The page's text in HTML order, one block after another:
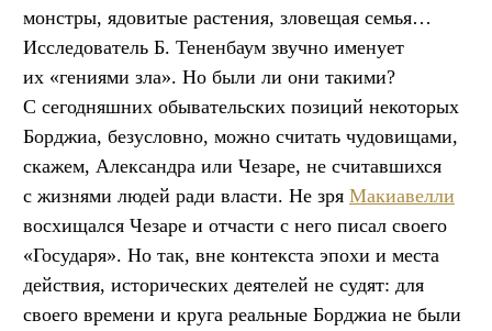
монстры, ядовитые растения, зловещая семья…
Исследователь Б. Тененбаум звучно именует
их «гениями зла». Но были ли они такими?
С сегодняшних обывательских позиций некоторых
Борджиа, безусловно, можно считать чудовищами,
скажем, Александра или Чезаре, не считавшихся
с жизнями людей ради власти. Не зря Макиавелли
восхищался Чезаре и отчасти с него писал своего
«Государя». Но так, вне контекста эпохи и места
действия, исторических деятелей не судят: для
своего времени и круга реальные Борджиа не были